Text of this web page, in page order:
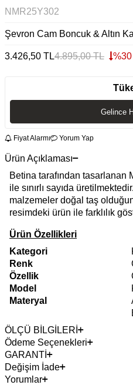
NMR25Y302
Şevron Cam Boncuk & Altın
3.426,50 TL4.895,00TL %30
Gelince
Fiyat Alarmı Yorum Yap
Ürün Açıklaması
Betina tarafından
ile sınırlı sayıda
malzemeler doğal taş
resimdeki ürün ile farklılık
Ürün Özellikleri
Kategori
Renk
Özellik
Model
Materyal
ÖLÇÜ BİLGİLERİ
Ödeme Seçenekleri
GARANTİ
Değişim İade
Yorumlar